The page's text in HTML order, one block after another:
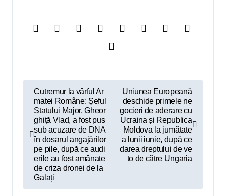
r
Cutremur la vârful Ar
matei Române: Șeful
Statului Major, Gheor
ghiță Vlad, a fost pus
sub acuzare de DNA
în dosarul angajărilor
pe pile, după ce audi
erile au fost amânate
de criza dronei de la
Galați
Uniunea Europeană
deschide primele ne
gocieri de aderare cu
Ucraina și Republica
Moldova la jumătate
a lunii iunie, după ce
darea dreptului de ve
to de către Ungaria